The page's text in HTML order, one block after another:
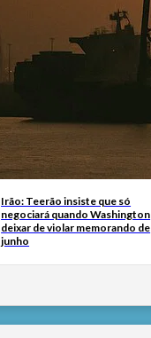
Irão: Teerão insiste que só
negociará quando Washington
deixar de violar memorando de
junho